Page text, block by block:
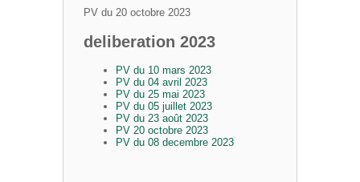
PV du 20 octobre 2023
deliberation 2023
PV du 10 mars 2023
PV du 04 avril 2023
PV du 25 mai 2023
PV du 05 juillet 2023
PV du 23 août 2023
PV 20 octobre 2023
PV du 08 decembre 2023